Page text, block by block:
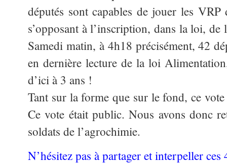
députés sont capables de jouer les
s’opposant à l’inscription, dans la loi,
Samedi matin, à 4h18 précisément, 42
en dernière lecture de la loi
d’ici à 3 ans !
Tant sur la forme que sur le fond, ce
Ce vote était public. Nous avons donc
soldats de l’agrochimie.
N’hésitez pas à partager et interpeller ces